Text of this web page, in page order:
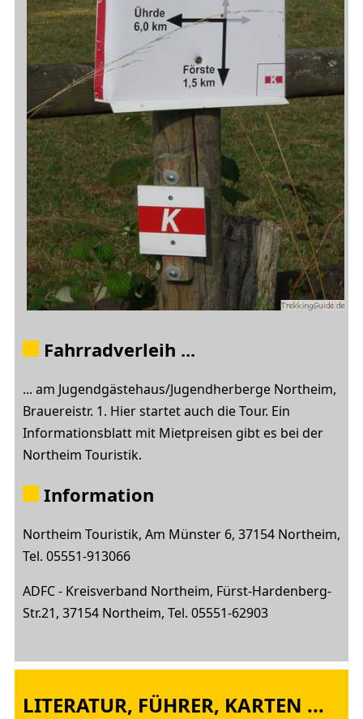
Fahrradverleih ...
... am Jugendgästehaus/Jugendherberge Northeim,
Brauereistr. 1. Hier startet auch die Tour. Ein
Informationsblatt mit Mietpreisen gibt es bei der
Northeim Touristik.
Information
Northeim Touristik, Am Münster 6, 37154 Northeim,
Tel. 05551-913066
ADFC - Kreisverband Northeim, Fürst-Hardenberg-
Str.21, 37154 Northeim, Tel. 05551-62903
LITERATUR, FÜHRER, KARTEN ...